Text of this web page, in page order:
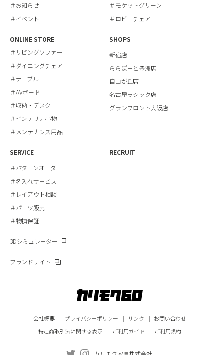
＃お知らせ
＃イベント
＃モケットグリーン
＃ロビーチェア
ONLINE STORE
＃リビングソファー
＃ダイニングチェア
＃テーブル
＃AVボード
＃収納・デスク
＃インテリア小物
＃メンテナンス用品
SHOPS
新宿店
ららぽーと豊洲店
自由が丘店
名古屋ラシック店
グランフロント大阪店
SERVICE
＃パターンオーダー
＃名入れサービス
＃レイアウト相談
＃パーツ販売
＃物損保証
RECRUIT
3Dシミュレーター
ブランドサイト
カリモク家具株式会社
会社概要 プライバシーポリシー リンク
お問い合わせ
特定商取引法に関する表示
ご利用ガイド ご利用規約